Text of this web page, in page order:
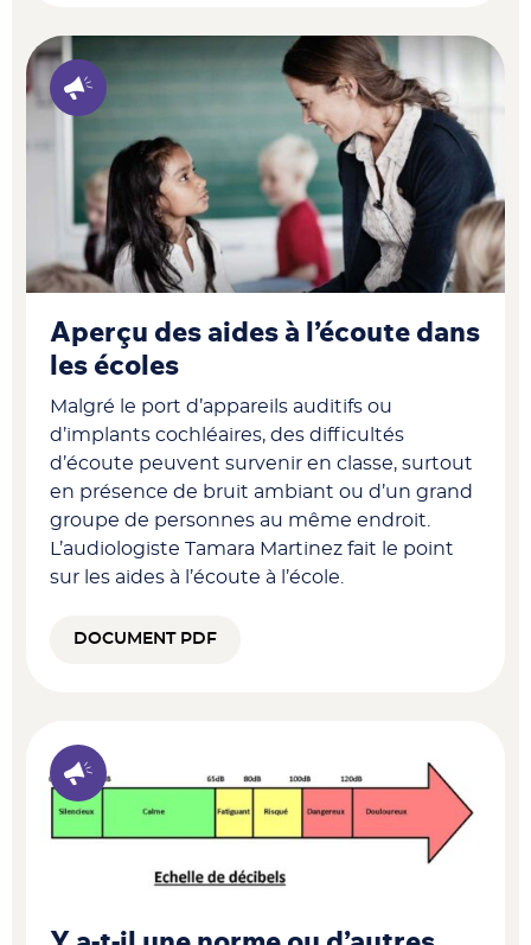
Aperçu des aides à l’écoute dans
les écoles
Malgré le port d’appareils auditifs ou
d’implants cochléaires, des difficultés
d’écoute peuvent survenir en classe, surtout
en présence de bruit ambiant ou d’un grand
groupe de personnes au même endroit.
L’audiologiste Tamara Martinez fait le point
sur les aides à l’écoute à l’école.
DOCUMENT PDF